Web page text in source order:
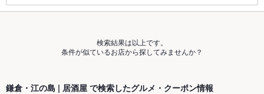
検索結果は以上です。
条件が似ているお店から探してみませんか？
鎌倉・江の島 | 居酒屋 で検索したグルメ・クーポン情報